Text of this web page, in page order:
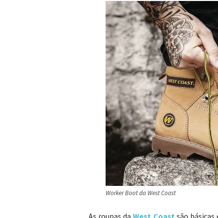
Worker Boot da West Coast
As roupas daWest Coastsão básicas